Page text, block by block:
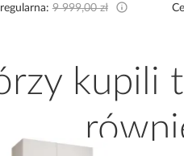
regularna:4 289,00 zł
kupili